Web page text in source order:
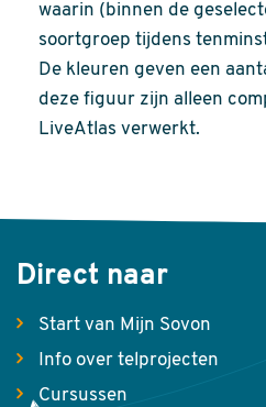
waarin (binnen de
soortgroep tijdens
De kleuren geven een
deze figuur zijn alleen
LiveAtlas verwerkt.
Direct naar
Start van Mijn Sovon
Info over telprojecten
Cursussen